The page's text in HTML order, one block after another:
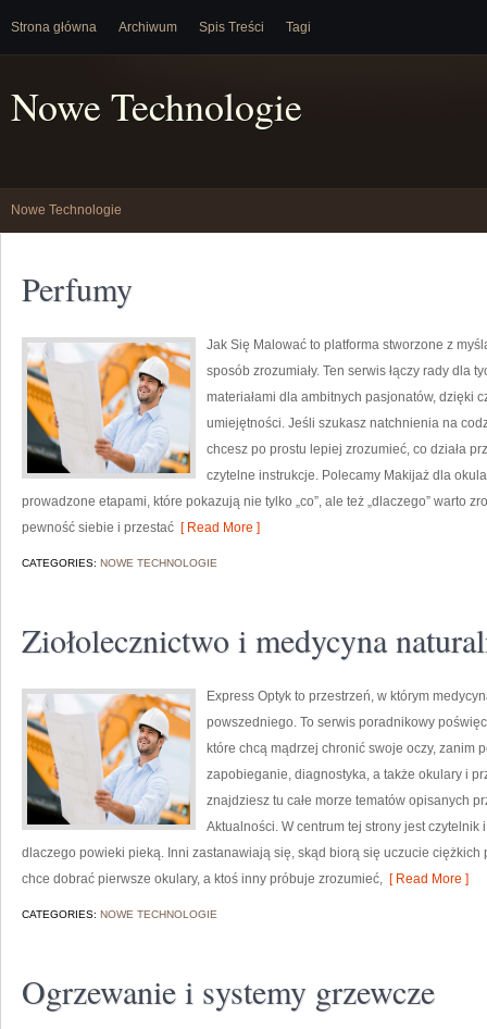
Strona główna Archiwum Spis Treści Tagi
Nowe Technologie
Nowe Technologie
Perfumy
Jak Się Malować to platforma stworzone z
sposób zrozumiały. Ten serwis łączy rady dla
materiałami dla ambitnych pasjonatów, dzięki
umiejętności. Jeśli szukasz natchnienia na
chcesz po prostu lepiej zrozumieć, co działa
czytelne instrukcje. Polecamy Makijaż dla
prowadzone etapami, które pokazują nie tylko „co”, ale też „dlaczego” warto
pewność siebie i przestać [ Read More ]
CATEGORIES: NOWE TECHNOLOGIE
Ziołolecznictwo i medycyna
Express Optyk to przestrzeń, w którym
powszedniego. To serwis poradnikowy
które chcą mądrzej chronić swoje oczy, zanim
zapobieganie, diagnostyka, a także okulary i
znajdziesz tu całe morze tematów opisanych
Aktualności. W centrum tej strony jest
dlaczego powieki pieką. Inni zastanawiają się, skąd biorą się uczucie ciężkich
chce dobrać pierwsze okulary, a ktoś inny próbuje zrozumieć, [ Read More ]
CATEGORIES: NOWE TECHNOLOGIE
Ogrzewanie i systemy grzewcze